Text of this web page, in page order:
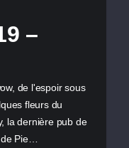
–
de l'espoir sous
fleurs du
la dernière pub de
Pie…